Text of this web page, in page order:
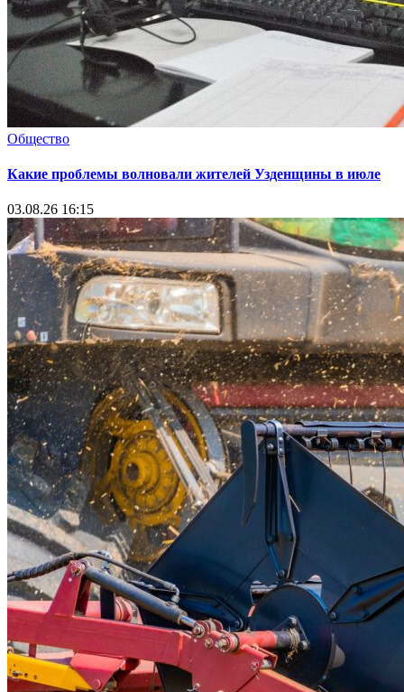
Общество
Какие проблемы волновали жителей Узденщины в июле
03.08.26 16:15